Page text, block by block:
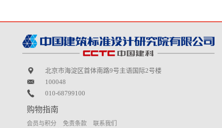
北京市海淀区首体南路9号主语国际2号楼
100048
010-68799100
购物指南
会员与积分 免责条款 联系我们